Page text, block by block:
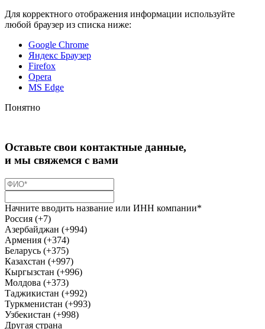
Для корректного отображения информации используйте
любой браузер из списка ниже:
Google Chrome
Яндекс Браузер
Firefox
Opera
MS Edge
Понятно
Оставьте свои контактные данные,
и мы свяжемся с вами
Начните вводить название или ИНН компании*
Россия (+7)
Азербайджан (+994)
Армения (+374)
Беларусь (+375)
Казахстан (+997)
Кыргызстан (+996)
Молдова (+373)
Таджикистан (+992)
Туркменистан (+993)
Узбекистан (+998)
Другая страна